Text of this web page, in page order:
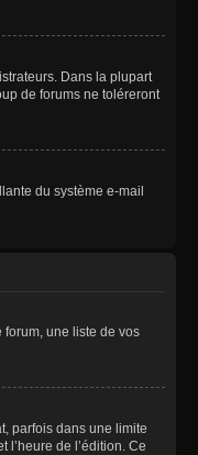
Dans la plupart
de forums ne toléreront
du système e-mail
forum, une liste de vos
parfois dans une limite
de l’édition. Ce